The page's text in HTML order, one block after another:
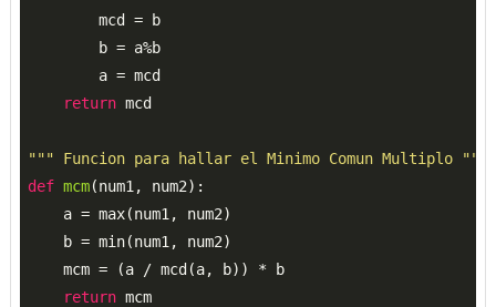
        mcd = b
        b = a%b
        a = mcd
return mcd
""" Funcion para hallar el Minimo Comun Multiplo """
def mcm(num1, num2):
    a = max(num1, num2)
    b = min(num1, num2)
    mcm = (a / mcd(a, b)) * b
return mcm